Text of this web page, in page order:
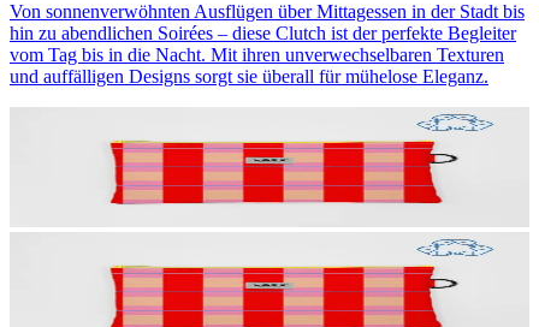
Von sonnenverwöhnten Ausflügen über Mittagessen in der Stadt bis
hin zu abendlichen Soirées – diese Clutch ist der perfekte Begleiter
vom Tag bis in die Nacht. Mit ihren unverwechselbaren Texturen
und auffälligen Designs sorgt sie überall für mühelose Eleganz.